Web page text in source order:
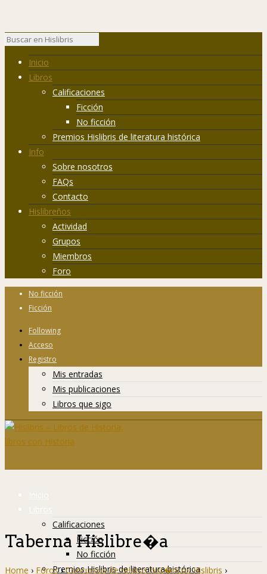
Inicio
Libros
Calificaciones
Ficción
No ficción
Premios Hislibris de literatura histórica
Info
Sobre nosotros
FAQs
Contacto
Hislibreños
Actividad
Grupos
Miembros
Foro
No ficción
Ficción
Following
Acceso
Registro
Mis entradas
Mis publicaciones
Libros que sigo
Inicio
Libros
Calificaciones
Ficción
No ficción
Premios Hislibris de literatura histórica
Taberna Hislibre�a
Home › Foros › Concursos de relatos hist�ricos Hislibris ›